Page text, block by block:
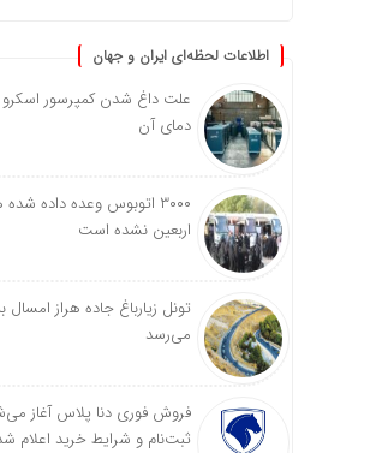
اطلاعات لحظه‌ای ایران و جهان
علت داغ شدن کمپرسور اسکرو
دمای آن
۳۰۰۰ اتوبوس وعده داده
اربعین نشده است
تونل زیارباغ جاده هراز امسال
می‌رسد
فروش فوری دنا پلاس آغاز
ثبت‌نام و شرایط خرید اعلام